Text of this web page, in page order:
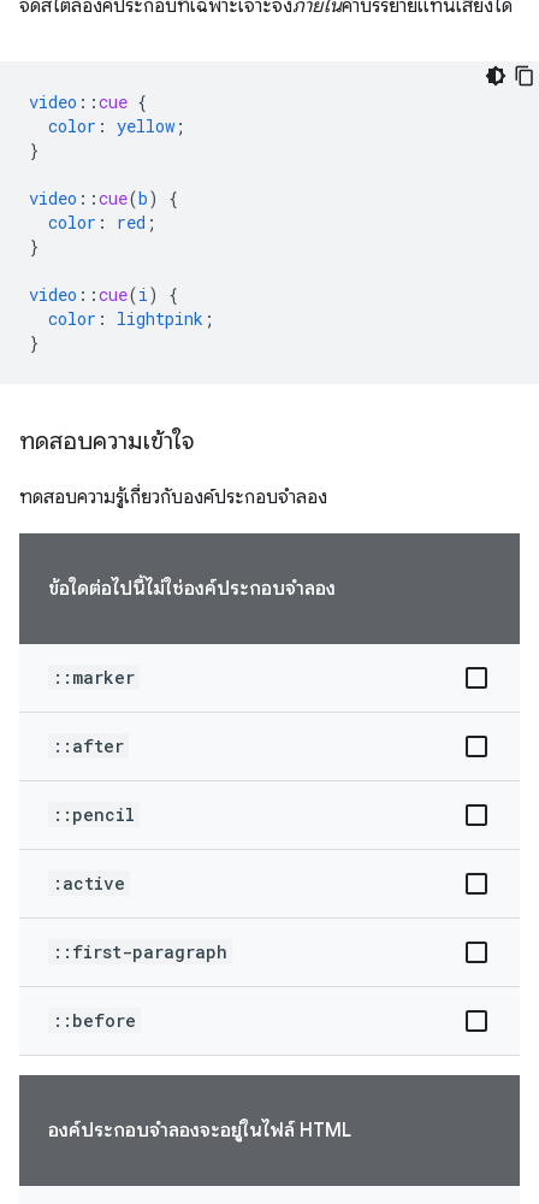
จัดสไตล์องค์ประกอบที่เฉพาะเจาะจงภายในคำบรรยายแทนเสียงได้
video ::cue {
color : yellow ;
}
video ::cue(b)
{
color : red ;
}
video ::cue(i)
{
color : lightpink ;
}
ทดสอบความเข้าใจ
ทดสอบความรู้เกี่ยวกับองค์ประกอบจำลอง
ข้อใดต่อไปนี้ไม่ใช่องค์ประกอบจำลอง
::marker
::after
::pencil
:active
::first-paragraph
::before
องค์ประกอบจำลองจะอยู่ในไฟล์ HTML